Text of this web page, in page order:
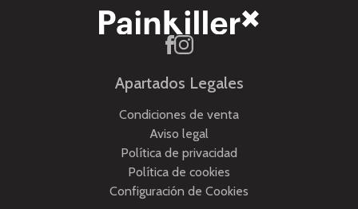
Apartados Legales
Condiciones de venta
Aviso legal
Política de privacidad
Política de cookies
Configuración de Cookies